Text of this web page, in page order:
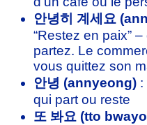
안녕히 계세요
“Restez en paix”
partez. Le
vous quittez son
안녕 (annyeong) :
qui part ou reste
또 봐요 (tto